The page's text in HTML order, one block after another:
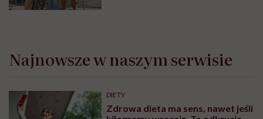
Najnowsze w naszym serwisie
DIETY
Zdrowa dieta ma sens, nawet jeśli